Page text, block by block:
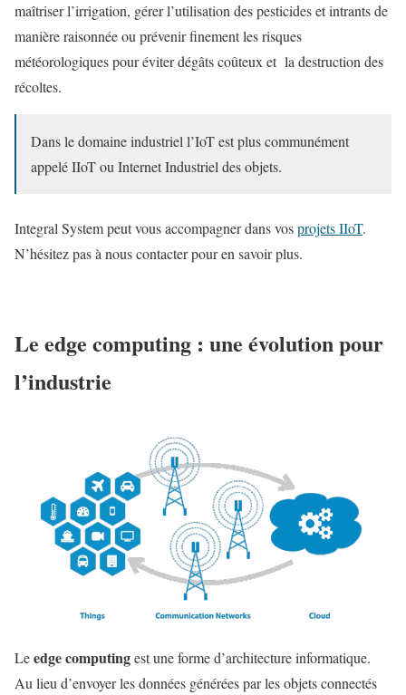
maîtriser l’irrigation, gérer l’utilisation des pesticides et intrants de
manière raisonnée ou prévenir finement les risques
météorologiques pour éviter dégâts coûteux et la destruction des
récoltes.
Dans le domaine industriel l’IoT est plus communément
appelé IIoT ou Internet Industriel des objets.
Integral System peut vous accompagner dans vosprojets IIoT.
N’hésitez pas à nous contacter pour en savoir plus.
Le edge computing : une évolution pour
l’industrie
Leedge computingest une forme d’architecture informatique.
Au lieu d’envoyer les données générées par les objets connectés